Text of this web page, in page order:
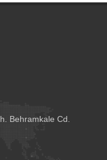
Behramkale Cd.